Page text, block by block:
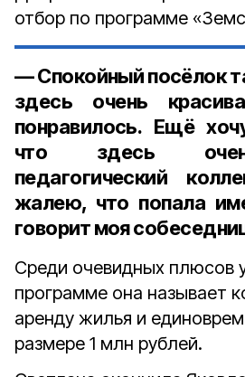
отбор по программе
— Спокойный посёлок
здесь очень
понравилось. Ещё
что здесь
педагогический
жалею, что попала
говорит моя
Среди очевидных плюсов
программе она называет
аренду жилья и
размере 1 млн рублей.